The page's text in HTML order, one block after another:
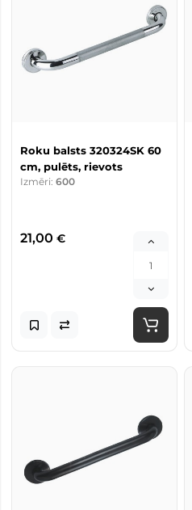
Roku balsts 320324SK 60
cm, pulēts, rievots
Izmēri: 600
21,00 €